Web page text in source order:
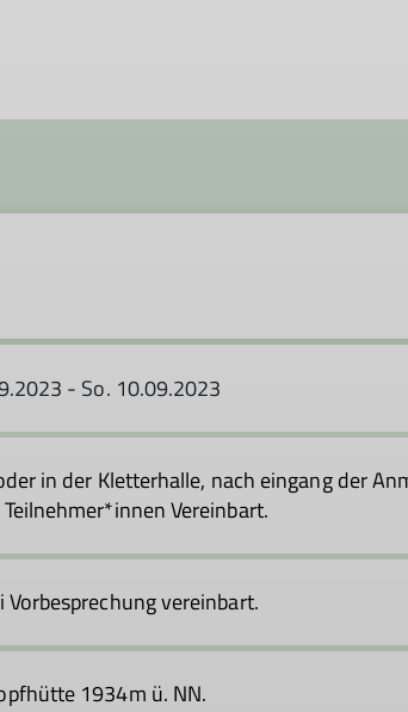
- So. 10.09.2023
in der Kletterhalle, nach eingang der
Vereinbart.
Vorbesprechung vereinbart.
1934m ü. NN.